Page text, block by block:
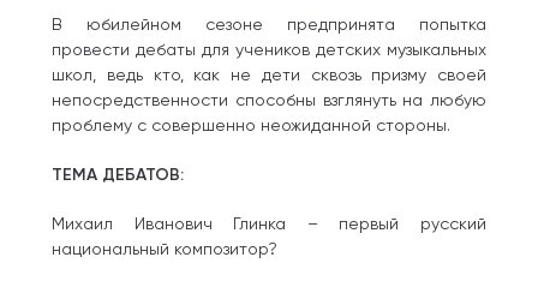
В юбилейном сезоне предпринята попытка
провести дебаты для учеников детских музыкальных
школ, ведь кто, как не дети сквозь призму своей
непосредственности способны взглянуть на любую
проблему с совершенно неожиданной стороны.
ТЕМА ДЕБАТОВ:
Михаил Иванович Глинка – первый русский
национальный композитор?